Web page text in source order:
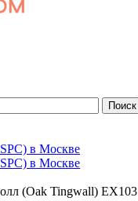
в Москве
в Москве
(Oak Tingwall) EX103